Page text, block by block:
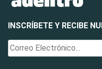
INSCRÍBETE Y RECIBE